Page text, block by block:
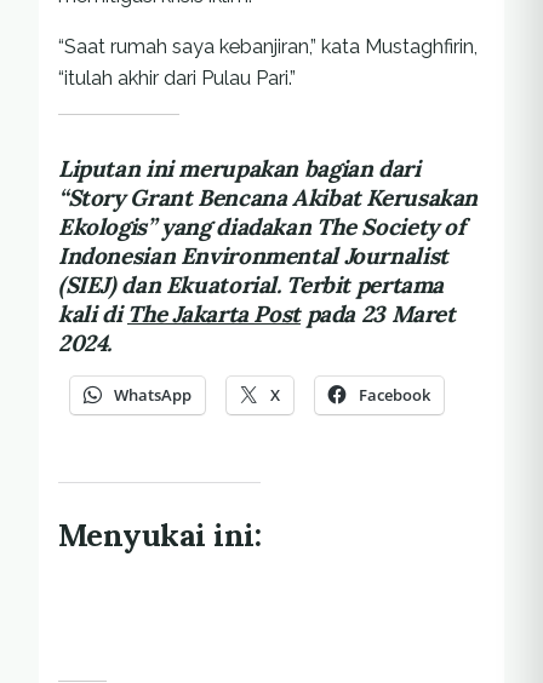
“Saat rumah saya kebanjiran,” kata Mustaghfirin,
“itulah akhir dari Pulau Pari.”
Liputan ini merupakan bagian dari
“Story Grant Bencana Akibat Kerusakan
Ekologis” yang diadakan The Society of
Indonesian Environmental Journalist
(SIEJ) dan Ekuatorial. Terbit pertama
kali diThe Jakarta Postpada 23 Maret
2024.
WhatsApp X Facebook
Menyukai ini: